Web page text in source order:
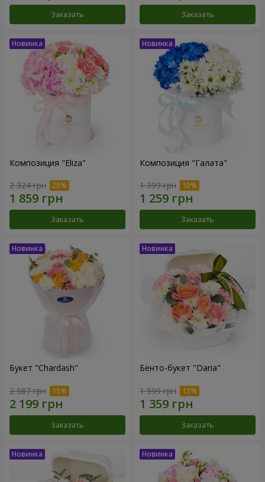
Заказать Заказать
Композиция "Eliza"
2 324 грн
Заказать
Композиция "Галата"
1 399 грн
Заказать
Букет "Chardash"
2 587 грн
Заказать
Бенто-букет "Daria"
1 599 грн
Заказать